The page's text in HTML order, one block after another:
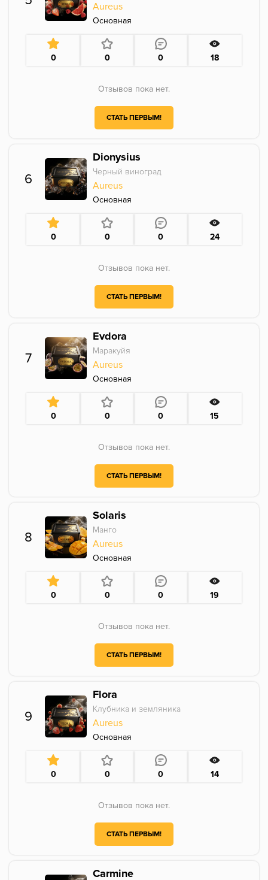
Aureus
Основная
0 0 0 18
Отзывов пока нет.
СТАТЬ ПЕРВЫМ!
6
Dionysius
Черный виноград
Aureus
Основная
0 0 0 24
Отзывов пока нет.
СТАТЬ ПЕРВЫМ!
7
Evdora
Маракуйя
Aureus
Основная
0 0 0 15
Отзывов пока нет.
СТАТЬ ПЕРВЫМ!
8
Solaris
Манго
Aureus
Основная
0 0 0 19
Отзывов пока нет.
СТАТЬ ПЕРВЫМ!
9
Flora
Клубника и земляника
Aureus
Основная
0 0 0 14
Отзывов пока нет.
СТАТЬ ПЕРВЫМ!
Carmine